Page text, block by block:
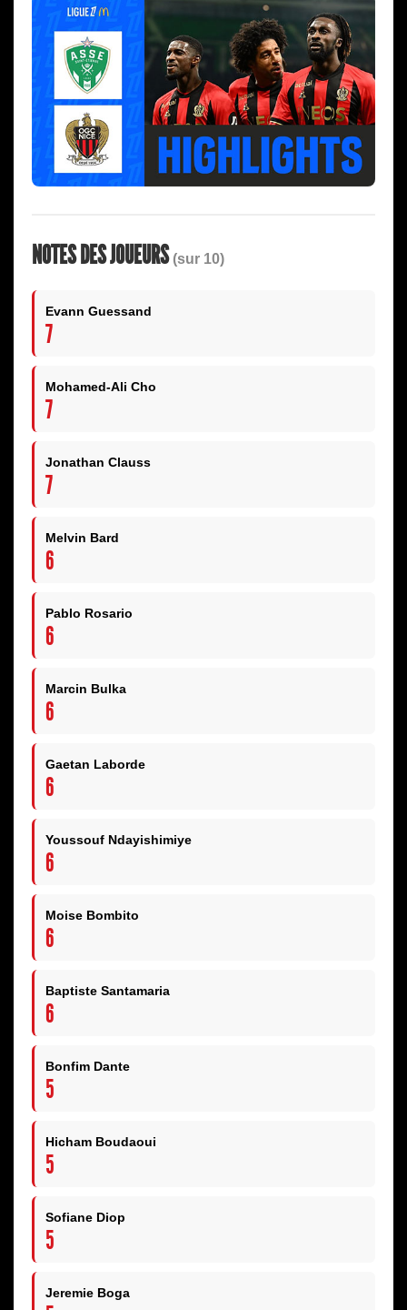
NOTES DES JOUEURS (sur 10)
Evann Guessand
7
Mohamed-Ali Cho
7
Jonathan Clauss
7
Melvin Bard
6
Pablo Rosario
6
Marcin Bulka
6
Gaetan Laborde
6
Youssouf Ndayishimiye
6
Moise Bombito
6
Baptiste Santamaria
6
Bonfim Dante
5
Hicham Boudaoui
5
Sofiane Diop
5
Jeremie Boga